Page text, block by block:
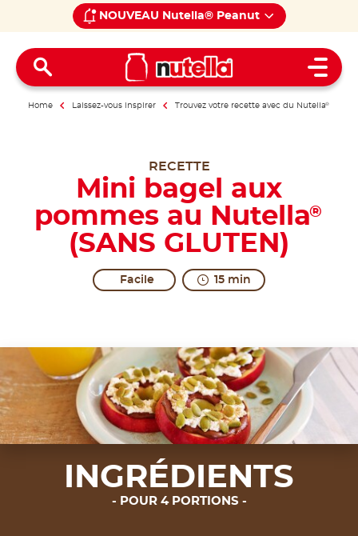
NOUVEAU Nutella® Peanut
Open
Home Laissez-vous inspirer Trouvez votre recette avec du Nutella®
RECETTE
Mini bagel aux
pommes au Nutella®
(SANS GLUTEN)
Facile 15 min
INGRÉDIENTS
POUR 4 PORTIONS